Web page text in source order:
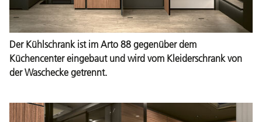
Der Kühlschrank ist im Arto 88 gegenüber dem
Küchencenter eingebaut und wird vom Kleiderschrank von
der Waschecke getrennt.